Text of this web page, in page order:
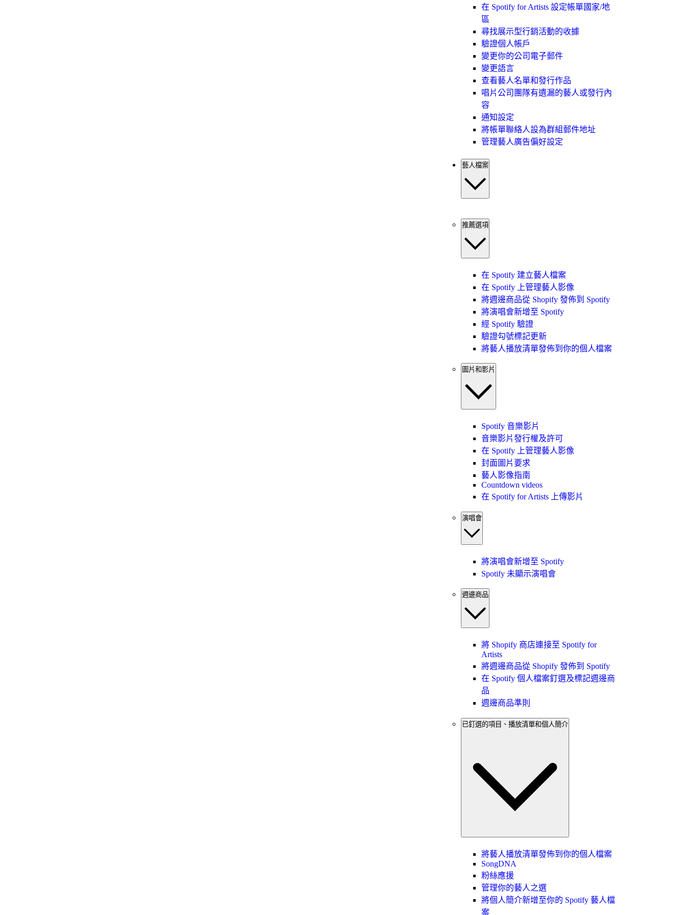
在 Spotify for Artists 設定帳單國家/地
區
尋找展示型行銷活動的收據
驗證個人帳戶
變更你的公司電子郵件
變更語言
查看藝人名單和發行作品
唱片公司團隊有遺漏的藝人或發行內
容
通知設定
將帳單聯絡人設為群組郵件地址
管理藝人廣告偏好設定
藝人檔案
推薦選項
在 Spotify 建立藝人檔案
在 Spotify 上管理藝人影像
將週邊商品從 Shopify 發佈到 Spotify
將演唱會新增至 Spotify
經 Spotify 驗證
驗證勾號標記更新
將藝人播放清單發佈到你的個人檔案
圖片和影片
Spotify 音樂影片
音樂影片發行權及許可
在 Spotify 上管理藝人影像
封面圖片要求
藝人影像指南
Countdown videos
在 Spotify for Artists 上傳影片
演唱會
將演唱會新增至 Spotify
Spotify 未顯示演唱會
週邊商品
將 Shopify 商店連接至 Spotify for
Artists
將週邊商品從 Shopify 發佈到 Spotify
在 Spotify 個人檔案釘選及標記週邊商
品
週邊商品準則
已釘選的項目、播放清單和個人簡介
將藝人播放清單發佈到你的個人檔案
SongDNA
粉絲應援
管理你的藝人之選
將個人簡介新增至你的 Spotify 藝人檔
案